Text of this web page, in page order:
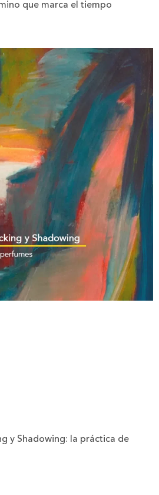
que marca el tiempo
y Shadowing: la práctica de